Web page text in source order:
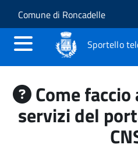
Salta al contenuto
Skip to site navigation
Comune di Roncadelle
Sportello
Come
servizi del